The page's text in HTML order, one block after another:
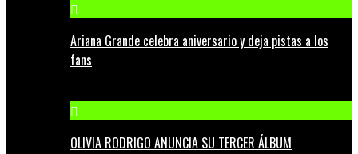
Ariana Grande celebra aniversario y deja pistas a los
fans
OLIVIA RODRIGO ANUNCIA SU TERCER ÁLBUM